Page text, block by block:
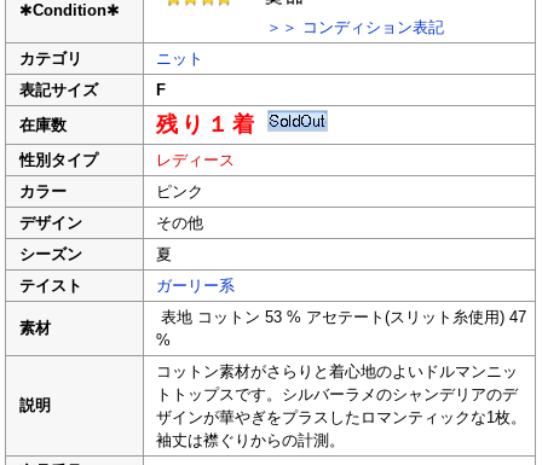
✱Condition✱
＞＞ コンディション表記
カテゴリ
ニット
表記サイズ
F
在庫数
残り１着
性別タイプ
レディース
カラー
ピンク
デザイン
その他
シーズン
夏
テイスト
ガーリー系
素材
表地 コットン 53 % アセテート(スリット糸使用) 47
%
説明
コットン素材がさらりと着心地のよいドルマンニッ
トトップスです。シルバーラメのシャンデリアのデ
ザインが華やぎをプラスしたロマンティックな1枚。
袖丈は襟ぐりからの計測。